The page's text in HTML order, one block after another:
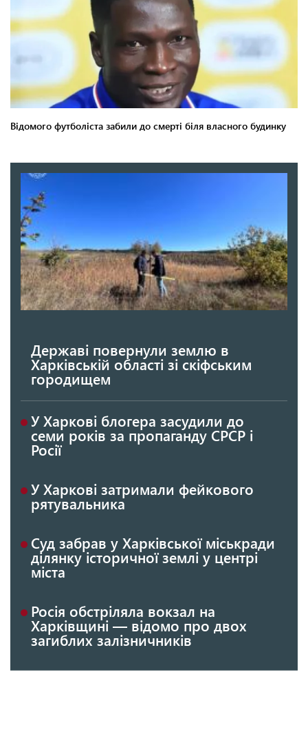
Державі повернули землю в
Харківській області зі скіфським
городищем
У Харкові блогера засудили до
семи років за пропаганду СРСР і
Росії
У Харкові затримали фейкового
рятувальника
Суд забрав у Харківської міськради
ділянку історичної землі у центрі
міста
Росія обстріляла вокзал на
Харківщині — відомо про двох
загиблих залізничників